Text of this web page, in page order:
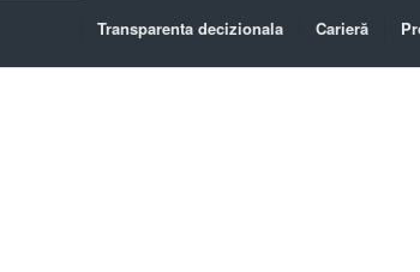
Transparenta decizionala Carieră
Blog - Ultimele știri